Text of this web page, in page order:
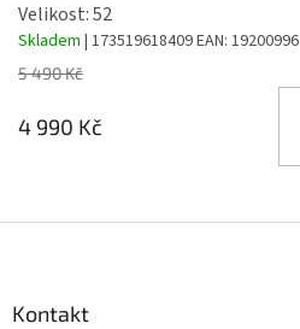
Velikost: 52
Skladem | 173519618409EAN: 19200996
5 490 Kč
4 990 Kč
Kontakt